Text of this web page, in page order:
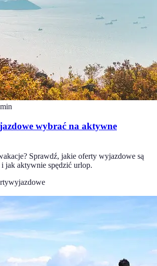
min
wybrać na aktywne
Sprawdź, jakie oferty wyjazdowe są
jak aktywnie spędzić urlop.